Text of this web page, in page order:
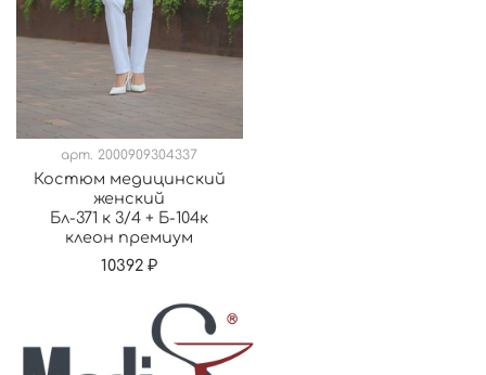
арт. 2000909304337
Костюм медицинский
женский
Бл-371 к 3/4 + Б-104к
клеон премиум
10392 ₽